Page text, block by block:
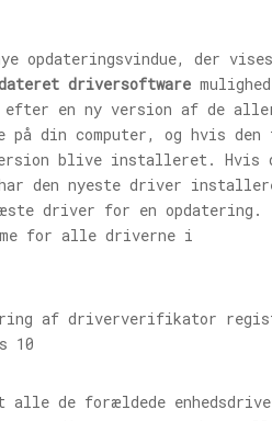
opdateringsvindue, der
driversoftware
efter en ny version af de
din computer, og hvis den
blive installeret. Hvis
har den nyeste driver
driver for en opdatering.
for alle driverne i
alle de forældede